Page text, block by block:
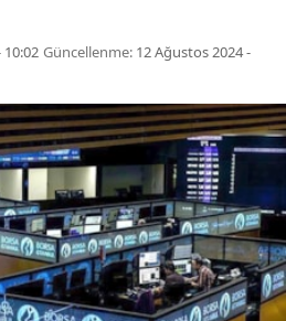
Güncellenme: 12 Ağustos 2024 -